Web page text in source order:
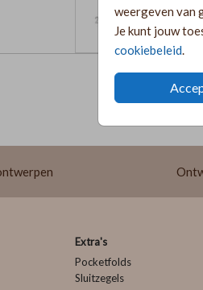
weergeven van
Je kunt jouw
cookiebeleid
Extra's
Pocketfolds
Sluitzegels